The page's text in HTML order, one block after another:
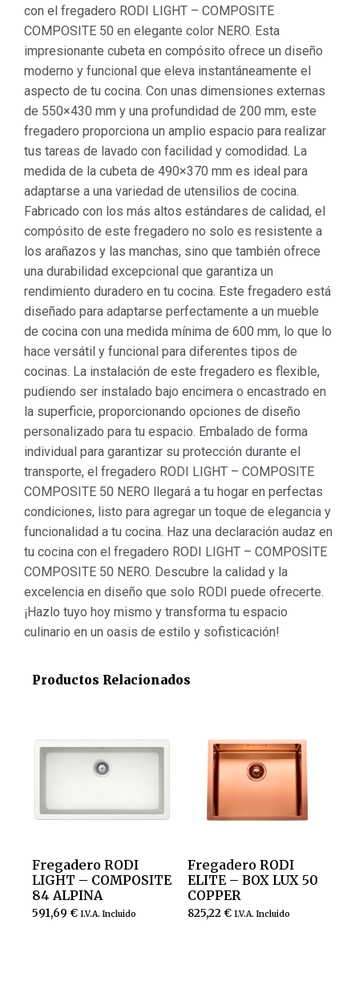
con el fregadero RODI LIGHT – COMPOSITE
COMPOSITE 50 en elegante color NERO. Esta
impresionante cubeta en compósito ofrece un diseño
moderno y funcional que eleva instantáneamente el
aspecto de tu cocina. Con unas dimensiones externas
de 550×430 mm y una profundidad de 200 mm, este
fregadero proporciona un amplio espacio para realizar
tus tareas de lavado con facilidad y comodidad. La
medida de la cubeta de 490×370 mm es ideal para
adaptarse a una variedad de utensilios de cocina.
Fabricado con los más altos estándares de calidad, el
compósito de este fregadero no solo es resistente a
los arañazos y las manchas, sino que también ofrece
una durabilidad excepcional que garantiza un
rendimiento duradero en tu cocina. Este fregadero está
diseñado para adaptarse perfectamente a un mueble
de cocina con una medida mínima de 600 mm, lo que lo
hace versátil y funcional para diferentes tipos de
cocinas. La instalación de este fregadero es flexible,
pudiendo ser instalado bajo encimera o encastrado en
la superficie, proporcionando opciones de diseño
personalizado para tu espacio. Embalado de forma
individual para garantizar su protección durante el
transporte, el fregadero RODI LIGHT – COMPOSITE
COMPOSITE 50 NERO llegará a tu hogar en perfectas
condiciones, listo para agregar un toque de elegancia y
funcionalidad a tu cocina. Haz una declaración audaz en
tu cocina con el fregadero RODI LIGHT – COMPOSITE
COMPOSITE 50 NERO. Descubre la calidad y la
excelencia en diseño que solo RODI puede ofrecerte.
¡Hazlo tuyo hoy mismo y transforma tu espacio
culinario en un oasis de estilo y sofisticación!
Productos Relacionados
Fregadero RODI
LIGHT – COMPOSITE
84 ALPINA
591,69 € I.V.A. Incluido
Fregadero RODI
ELITE – BOX LUX 50
COPPER
825,22€ I.V.A. Incluido